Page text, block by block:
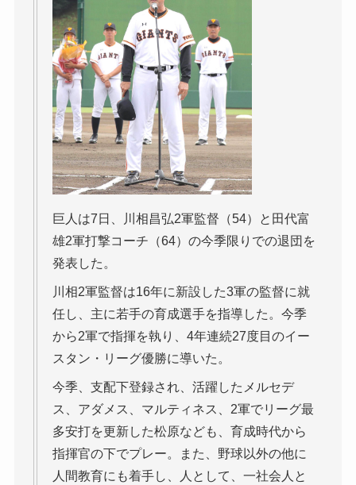
巨人は7日、川相昌弘2軍監督（54）と田代富
雄2軍打撃コーチ（64）の今季限りでの退団を
発表した。
川相2軍監督は16年に新設した3軍の監督に就
任し、主に若手の育成選手を指導した。今季
から2軍で指揮を執り、4年連続27度目のイー
スタン・リーグ優勝に導いた。
今季、支配下登録され、活躍したメルセデ
ス、アダメス、マルティネス、2軍でリーグ最
多安打を更新した松原なども、育成時代から
指揮官の下でプレー。また、野球以外の他に
人間教育にも着手し、人として、一社会人と